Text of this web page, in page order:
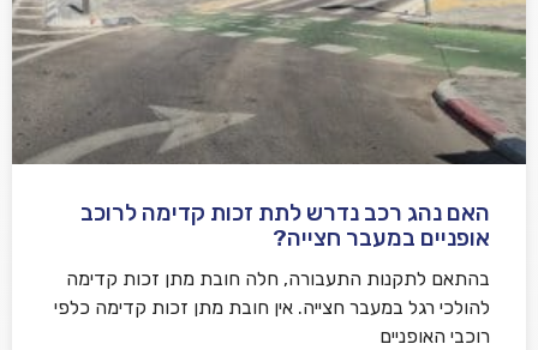
שלח משוב
האם נהג רכב נדרש לתת זכות קדימה לרוכב
אופניים במעבר חצייה?
בהתאם לתקנות התעבורה, חלה חובת מתן זכות קדימה
להולכי רגל במעבר חצייה. אין חובת מתן זכות קדימה כלפי
רוכבי האופניים